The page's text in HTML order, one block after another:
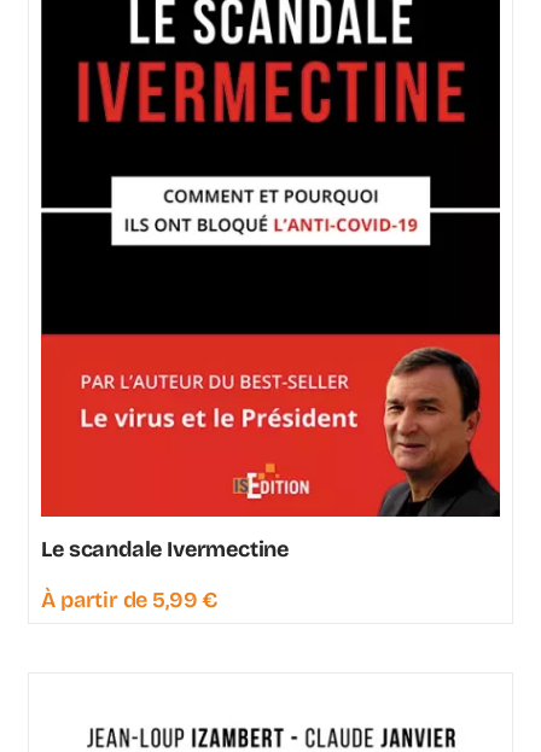
Le scandale Ivermectine
À partir de 5,99€